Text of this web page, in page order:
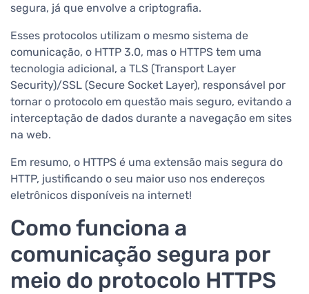
segura, já que envolve a criptografia.
Esses protocolos utilizam o mesmo sistema de
comunicação, o HTTP 3.0, mas o HTTPS tem uma
tecnologia adicional, a TLS (Transport Layer
Security)/SSL (Secure Socket Layer), responsável por
tornar o protocolo em questão mais seguro, evitando a
interceptação de dados durante a navegação em sites
na web.
Em resumo, o HTTPS é uma extensão mais segura do
HTTP, justificando o seu maior uso nos endereços
eletrônicos disponíveis na internet!
Como funciona a
comunicação segura por
meio do protocolo HTTPS